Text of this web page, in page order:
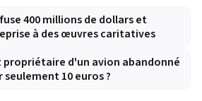
400 millions de dollars et
à des œuvres caritatives
propriétaire d'un avion abandonné
seulement 10 euros ?